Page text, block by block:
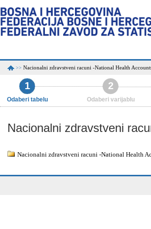
>> Nacionalni zdravstveni racuni -National Health
1
Odaberi tabelu
2
Odaberi varijablu
Nacionalni zdravstveni
Nacionalni zdravstveni racuni -National Health